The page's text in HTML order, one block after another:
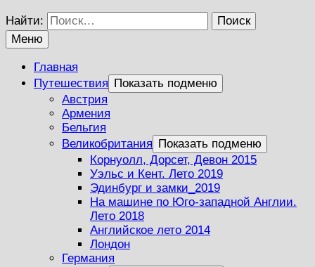
Найти:
Меню
Главная
Путешествия Показать подменю
Австрия
Армения
Бельгия
Великобритания Показать подменю
Корнуолл, Дорсет, Девон 2015
Уэльс и Кент. Лето 2019
Эдинбург и замки_2019
На машине по Юго-западной Англии.
Лето 2018
Английское лето 2014
Лондон
Германия